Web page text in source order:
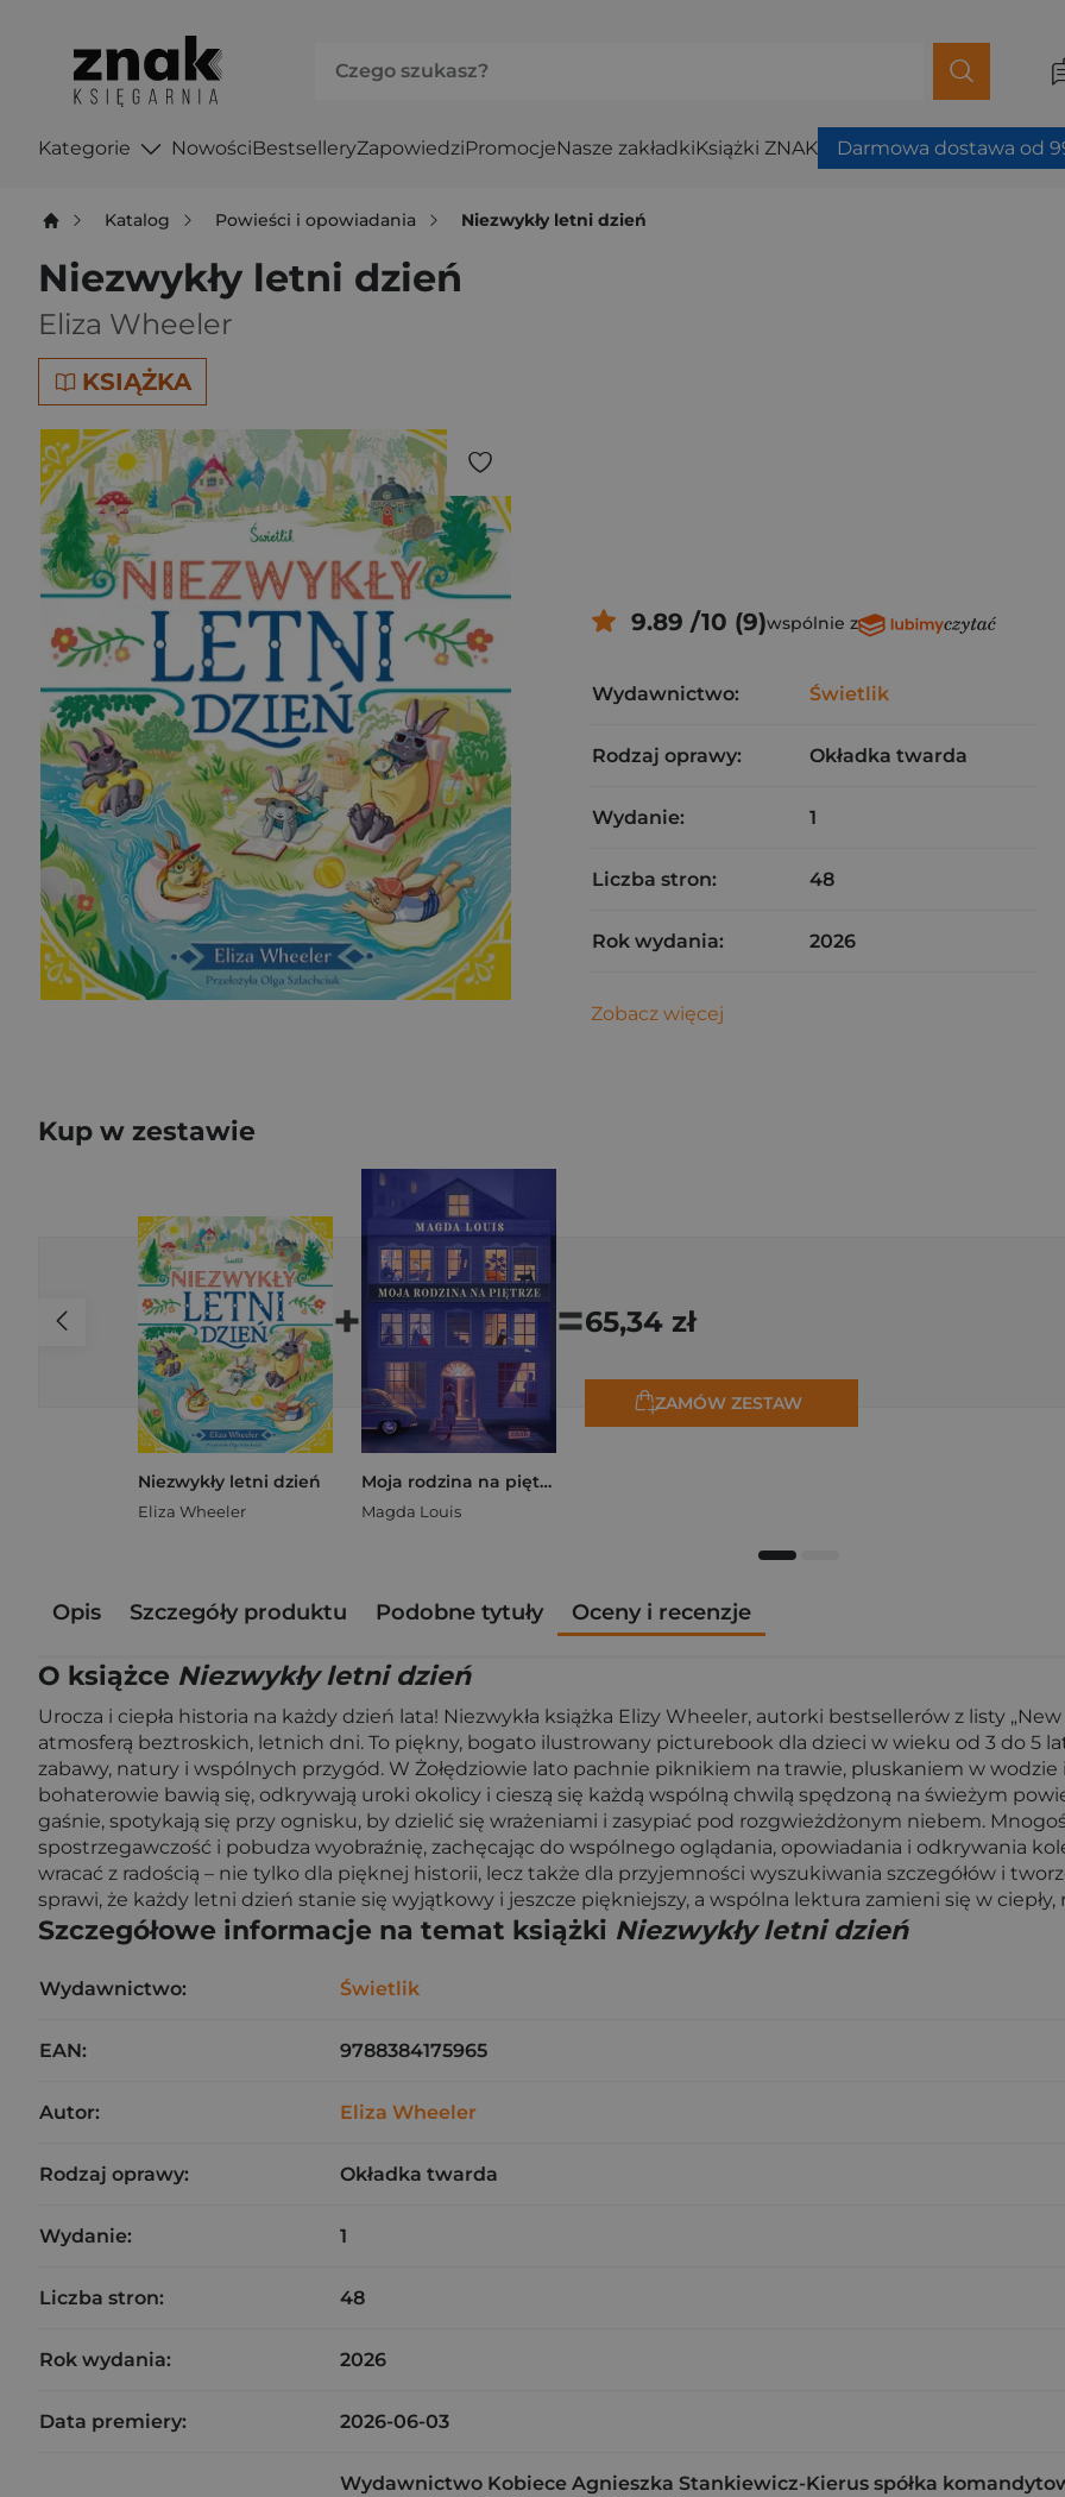
Kategorie NowościBestselleryZapowiedziPromocjeNasze zakładkiKsiążki ZNAK Darmowa dostawa od
Katalog Powieści i opowiadania Niezwykły letni dzień
Niezwykły letni dzień
Eliza Wheeler
KSIĄŻKA
9.89 /10 (9)wspólnie z
Wydawnictwo: Świetlik
Rodzaj oprawy: Okładka twarda
Wydanie: 1
Liczba stron: 48
Rok wydania: 2026
Zobacz więcej
Kup w zestawie
Niezwykły letni dzień
Eliza Wheeler
+
Moja rodzina na piętrze
Magda Louis
=65,34 zł
ZAMÓW ZESTAW
Opis Szczegóły produktu Podobne tytuły Oceny i recenzje
O książce Niezwykły letni dzień
Urocza i ciepła historia na każdy dzień lata! Niezwykła książka Elizy Wheeler, autorki bestsellerów z listy
atmosferą beztroskich, letnich dni. To piękny, bogato ilustrowany picturebook dla dzieci w wieku od 3 do 5
zabawy, natury i wspólnych przygód. W Żołędziowie lato pachnie piknikiem na trawie, pluskaniem w
bohaterowie bawią się, odkrywają uroki okolicy i cieszą się każdą wspólną chwilą spędzoną na świeżym
gaśnie, spotykają się przy ognisku, by dzielić się wrażeniami i zasypiać pod rozgwieżdżonym niebem.
spostrzegawczość i pobudza wyobraźnię, zachęcając do wspólnego oglądania, opowiadania i odkrywania
wracać z radością – nie tylko dla pięknej historii, lecz także dla przyjemności wyszukiwania szczegółów i
sprawi, że każdy letni dzień stanie się wyjątkowy i jeszcze piękniejszy, a wspólna lektura zamieni się w ciepły,
Szczegółowe informacje na temat książki Niezwykły letni dzień
Wydawnictwo: Świetlik
EAN: 9788384175965
Autor: Eliza Wheeler
Rodzaj oprawy: Okładka twarda
Wydanie: 1
Liczba stron: 48
Rok wydania: 2026
Data premiery: 2026-06-03
Wydawnictwo Kobiece Agnieszka Stankiewicz-Kierus spółka